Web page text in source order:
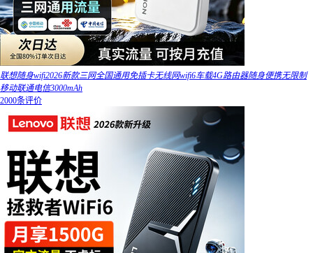
联想随身wifi2026新款三网全国通用免插卡无线网wifi6车载4G路由器随身便携无限制
移动联通电信3000mAh
2000条评价